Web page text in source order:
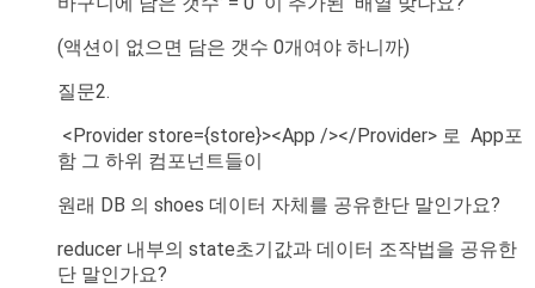
(액션이 없으면 담은 갯수 0개여야 하니까)
질문2.
<Provider store={store}><App /></Provider> 로 App포
함 그 하위 컴포넌트들이
원래 DB 의 shoes 데이터 자체를 공유한단 말인가요?
reducer 내부의 state초기값과 데이터 조작법을 공유한
단 말인가요?